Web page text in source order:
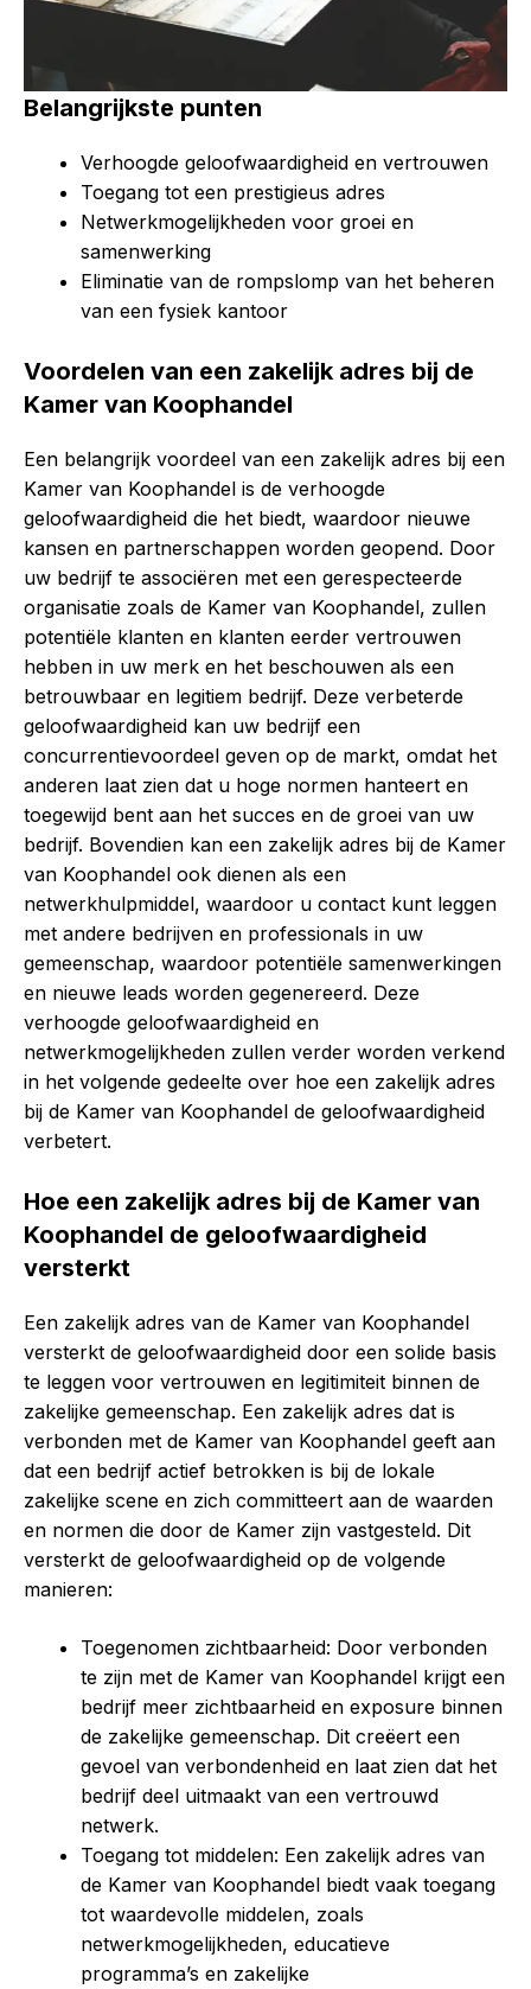
Belangrijkste punten
Verhoogde geloofwaardigheid en vertrouwen
Toegang tot een prestigieus adres
Netwerkmogelijkheden voor groei en
samenwerking
Eliminatie van de rompslomp van het beheren
van een fysiek kantoor
Voordelen van een zakelijk adres bij de
Kamer van Koophandel
Een belangrijk voordeel van een zakelijk adres bij een
Kamer van Koophandel is de verhoogde
geloofwaardigheid die het biedt, waardoor nieuwe
kansen en partnerschappen worden geopend. Door
uw bedrijf te associëren met een gerespecteerde
organisatie zoals de Kamer van Koophandel, zullen
potentiële klanten en klanten eerder vertrouwen
hebben in uw merk en het beschouwen als een
betrouwbaar en legitiem bedrijf. Deze verbeterde
geloofwaardigheid kan uw bedrijf een
concurrentievoordeel geven op de markt, omdat het
anderen laat zien dat u hoge normen hanteert en
toegewijd bent aan het succes en de groei van uw
bedrijf. Bovendien kan een zakelijk adres bij de Kamer
van Koophandel ook dienen als een
netwerkhulpmiddel, waardoor u contact kunt leggen
met andere bedrijven en professionals in uw
gemeenschap, waardoor potentiële samenwerkingen
en nieuwe leads worden gegenereerd. Deze
verhoogde geloofwaardigheid en
netwerkmogelijkheden zullen verder worden verkend
in het volgende gedeelte over hoe een zakelijk adres
bij de Kamer van Koophandel de geloofwaardigheid
verbetert.
Hoe een zakelijk adres bij de Kamer van
Koophandel de geloofwaardigheid
versterkt
Een zakelijk adres van de Kamer van Koophandel
versterkt de geloofwaardigheid door een solide basis
te leggen voor vertrouwen en legitimiteit binnen de
zakelijke gemeenschap. Een zakelijk adres dat is
verbonden met de Kamer van Koophandel geeft aan
dat een bedrijf actief betrokken is bij de lokale
zakelijke scene en zich committeert aan de waarden
en normen die door de Kamer zijn vastgesteld. Dit
versterkt de geloofwaardigheid op de volgende
manieren:
Toegenomen zichtbaarheid: Door verbonden
te zijn met de Kamer van Koophandel krijgt een
bedrijf meer zichtbaarheid en exposure binnen
de zakelijke gemeenschap. Dit creëert een
gevoel van verbondenheid en laat zien dat het
bedrijf deel uitmaakt van een vertrouwd
netwerk.
Toegang tot middelen: Een zakelijk adres van
de Kamer van Koophandel biedt vaak toegang
tot waardevolle middelen, zoals
netwerkmogelijkheden, educatieve
programma’s en zakelijke